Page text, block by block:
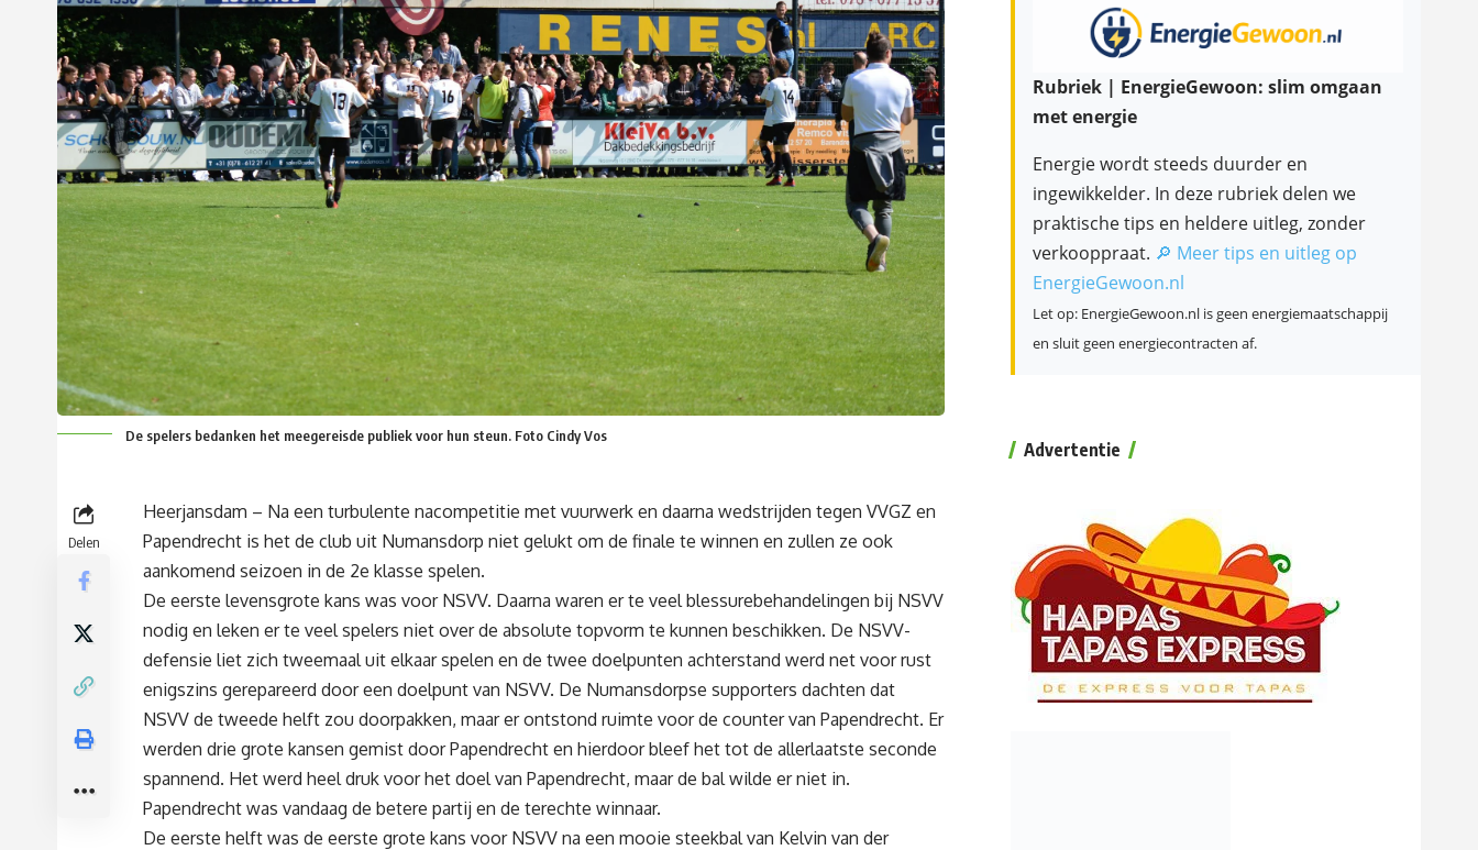
De spelers bedanken het meegereisde publiek voor hun steun. Foto Cindy Vos
Delen
Heerjansdam – Na een turbulente nacompetitie met vuurwerk en daarna wedstrijden tegen VVGZ en
Papendrecht is het de club uit Numansdorp niet gelukt om de finale te winnen en zullen ze ook
aankomend seizoen in de 2e klasse spelen.
De eerste levensgrote kans was voor NSVV. Daarna waren er te veel blessurebehandelingen bij NSVV
nodig en leken er te veel spelers niet over de absolute topvorm te kunnen beschikken. De NSVV-
defensie liet zich tweemaal uit elkaar spelen en de twee doelpunten achterstand werd net voor rust
enigszins gerepareerd door een doelpunt van NSVV. De Numansdorpse supporters dachten dat
NSVV de tweede helft zou doorpakken, maar er ontstond ruimte voor de counter van Papendrecht. Er
werden drie grote kansen gemist door Papendrecht en hierdoor bleef het tot de allerlaatste seconde
spannend. Het werd heel druk voor het doel van Papendrecht, maar de bal wilde er niet in.
Papendrecht was vandaag de betere partij en de terechte winnaar.
De eerste helft was de eerste grote kans voor NSVV na een mooie steekbal van Kelvin van der
Rubriek | EnergieGewoon: slim omgaan
met energie
Energie wordt steeds duurder en
ingewikkelder. In deze rubriek delen we
praktische tips en heldere uitleg, zonder
verkooppraat. 🔎 Meer tips en uitleg op
EnergieGewoon.nl
Let op: EnergieGewoon.nl is geen energiemaatschappij
en sluit geen energiecontracten af.
Advertentie